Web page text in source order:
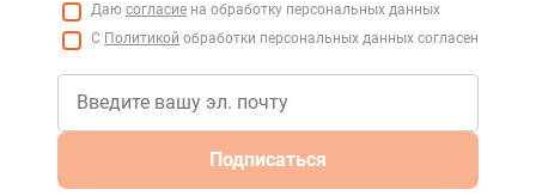
Даю согласие на обработку персональных данных
С Политикой обработки персональных данных согласен
Подписаться